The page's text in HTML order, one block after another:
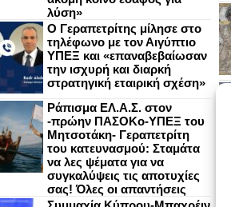
λύση»
Ο Γεραπετρίτης μίλησε στο
τηλέφωνο με τον Αιγύπτιο
ΥΠΕΞ και «επαναβεβαίωσαν
την ισχυρή και διαρκή
στρατηγική εταιρική σχέση»
Ράπισμα ΕΛ.Α.Σ. στον
-πρώην ΠΑΣΟΚο-ΥΠΕΞ του
Μητσοτάκη- Γεραπετρίτη
του κατευνασμού: Σταμάτα
να λες ψέματα για να
συγκαλύψεις τις αποτυχίες
σας! Όλες οι απαντήσεις